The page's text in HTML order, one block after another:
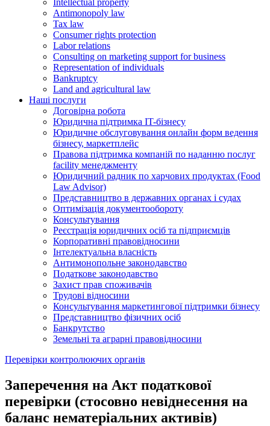
Intellectual property
Antimonopoly law
Tax law
Consumer rights protection
Labor relations
Consulting on marketing support for business
Representation of individuals
Bankruptcy
Land and agricultural law
Наші послуги
Договірна робота
Юридична підтримка IT-бізнесу
Юридичне обслуговування онлайн форм ведення
бізнесу, маркетплейс
Правова підтримка компаній по наданню послуг
facility менеджменту
Юридичний радник по харчових продуктах (Food
Law Advisor)
Представництво в державних органах і судах
Оптимізація документообороту
Консультування
Реєстрація юридичних осіб та підприємців
Корпоративні правовідносини
Інтелектуальна власність
Антимонопольне законодавство
Податкове законодавство
Захист прав споживачів
Трудові відносини
Консультування маркетингової підтримки бізнесу
Представництво фізичних осіб
Банкрутство
Земельні та аграрні правовідносини
Перевірки контролюючих органів
Заперечення на Акт податкової
перевірки (стосовно невіднесення на
баланс нематеріальних активів)